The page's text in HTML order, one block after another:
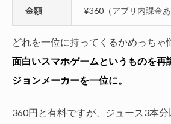
金額 ¥360（アプリ内課金あ
どれを一位に持ってくるかめっちゃ
面白いスマホゲームというものを再
ジョンメーカーを一位に。
360円と有料ですが、ジュース3本分